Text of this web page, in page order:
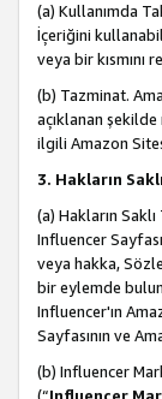
(a) Kullanımda
İçeriğini
veya bir kısmını
(b) Tazminat.
açıklanan
ilgili Amazon
3. Hakların
(a) Hakların
Influencer
veya hakka,
bir eylemde
Influencer'ın
Sayfasının ve
(b) Influencer